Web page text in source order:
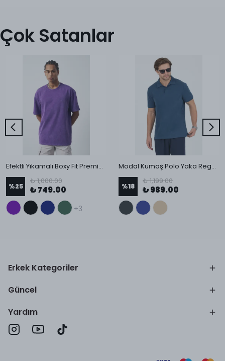
Çok Satanlar
Efektli Yıkamalı Boxy Fit Premium T-Shirt
%25
₺ 1,000.00
₺ 749.00
+3
Modal Kumaş Polo Yaka Regular T-Shirt
%18
₺ 1,199.00
₺ 989.00
Erkek Kategoriler
Güncel
Yardım